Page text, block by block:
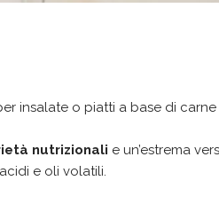
insalate o piatti a base di carne
nutrizionali e un’estrema
e oli volatili.